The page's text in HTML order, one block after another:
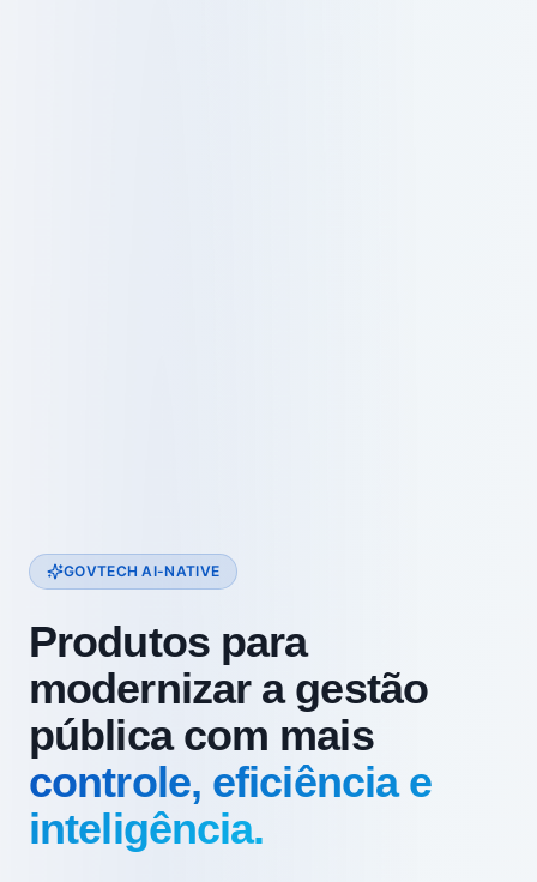
GOVTECH AI-NATIVE
Produtos para
modernizar a gestão
pública com mais
controle, eficiência e
inteligência.